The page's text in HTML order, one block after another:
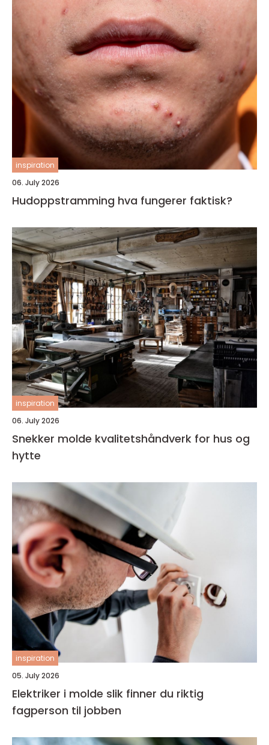
inspiration
06. July 2026
Hudoppstramming hva fungerer faktisk?
inspiration
06. July 2026
Snekker molde kvalitetshåndverk for hus og
hytte
inspiration
05. July 2026
Elektriker i molde slik finner du riktig
fagperson til jobben